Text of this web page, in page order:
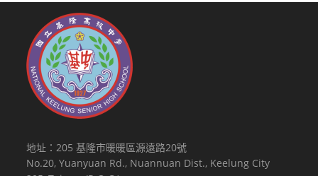
地址：205 基隆市暖暖區源遠路20號
No.20, Yuanyuan Rd., Nuannuan Dist., Keelung City